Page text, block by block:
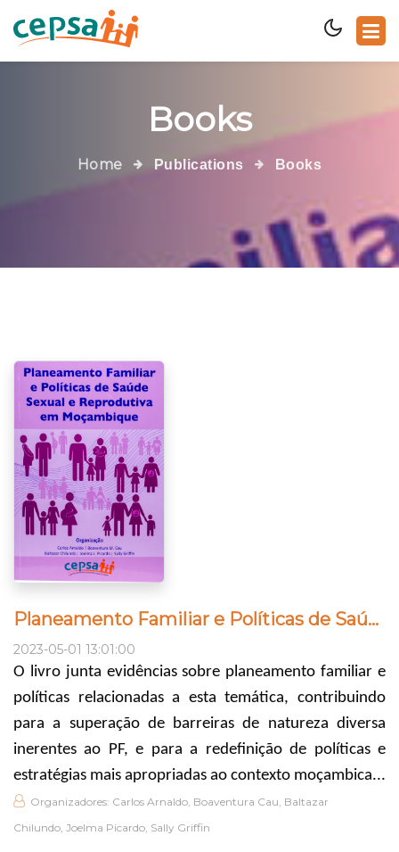
Books
Home Publications Books
Planeamento Familiar e Políticas de Saúde Sexual e Reprodutiva em Moçambique
2023-05-01 13:01:00
O livro junta evidências sobre planeamento familiar e
políticas relacionadas a esta temática, contribuindo
para a superação de barreiras de natureza diversa
inerentes ao PF, e para a redefinição de políticas e
estratégias mais apropriadas ao contexto moçambica...
Organizadores: Carlos Arnaldo, Boaventura Cau, Baltazar
Chilundo, Joelma Picardo, Sally Griffin